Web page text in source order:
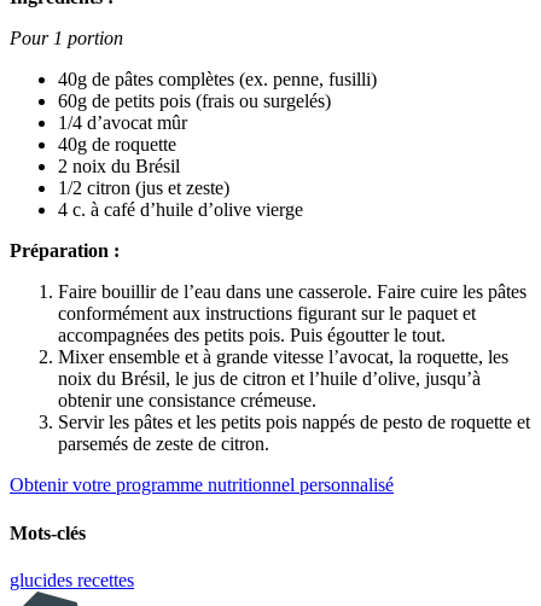
Pour 1 portion
40g de pâtes complètes (ex. penne, fusilli)
60g de petits pois (frais ou surgelés)
1/4 d’avocat mûr
40g de roquette
2 noix du Brésil
1/2 citron (jus et zeste)
4 c. à café d’huile d’olive vierge
Préparation :
Faire bouillir de l’eau dans une casserole. Faire cuire les pâtes
conformément aux instructions figurant sur le paquet et
accompagnées des petits pois. Puis égoutter le tout.
Mixer ensemble et à grande vitesse l’avocat, la roquette, les
noix du Brésil, le jus de citron et l’huile d’olive, jusqu’à
obtenir une consistance crémeuse.
Servir les pâtes et les petits pois nappés de pesto de roquette et
parsemés de zeste de citron.
Obtenir votre programme nutritionnel personnalisé
Mots-clés
glucides recettes